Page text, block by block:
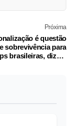
Próxima
é questão
sobrevivência para
brasileiras, dizem